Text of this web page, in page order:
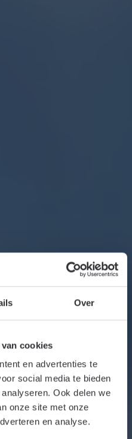
Over
cookies
en advertenties te
social media te bieden
Ook delen we
onze site met onze
en analyse.